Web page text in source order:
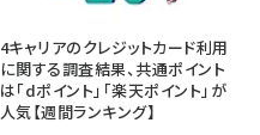
4キャリアのクレジットカード利用
に関する調査結果、共通ポイント
は「dポイント」「楽天ポイント」が
人気【週間ランキング】